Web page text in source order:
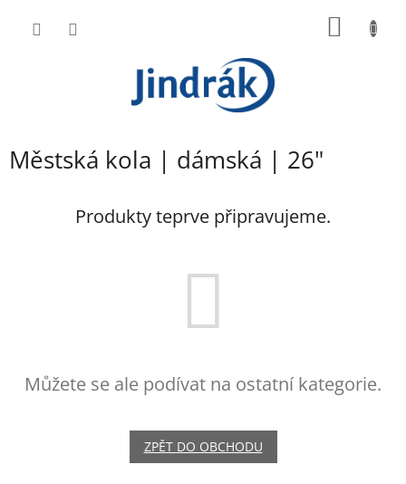
Městská kola | dámská | 26"
Produkty teprve připravujeme.
Můžete se ale podívat na ostatní kategorie.
ZPĚT DO OBCHODU